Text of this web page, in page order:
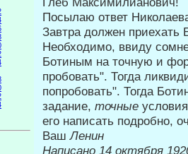
Посылаю ответ
Завтра должен приехать
Необходимо, ввиду
Ботиным на точную и
пробовать". Тогда
попробовать". Тогда
задание, точные
его написать подробно,
ВашЛенин
Написано 14